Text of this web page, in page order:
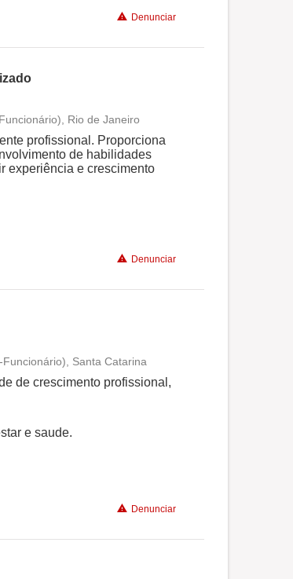
Denunciar
familiar
Rio de Janeiro
profissional. Proporciona
de habilidades
experiência e crescimento
Denunciar
familiar
Santa Catarina
de crescimento profissional,
e saude.
Denunciar